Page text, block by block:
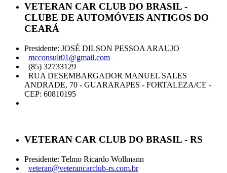
VETERAN CAR CLUB DO BRASIL -
CLUBE DE AUTOMÓVEIS ANTIGOS DO
CEARÁ
Presidente: JOSÉ DILSON PESSOA ARAUJO
mcconsult01@gmail.com
(85) 32733129
RUA DESEMBARGADOR MANUEL SALES
ANDRADE, 70 - GUARARAPES - FORTALEZA/CE -
CEP: 60810195
VETERAN CAR CLUB DO BRASIL - RS
Presidente: Telmo Ricardo Wollmann
veteran@veterancarclub-rs.com.br